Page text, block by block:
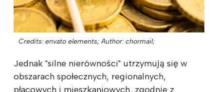
Credits: envato elements; Author: chormail;
Jednak "silne nierówności" utrzymują się w
obszarach społecznych, regionalnych,
płacowych i mieszkaniowych, zgodnie z